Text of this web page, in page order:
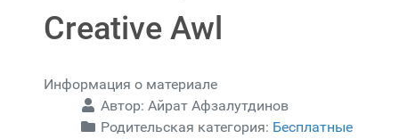
Creative Awl
Информация о материале
Автор: Айрат Афзалутдинов
Родительская категория: Бесплатные